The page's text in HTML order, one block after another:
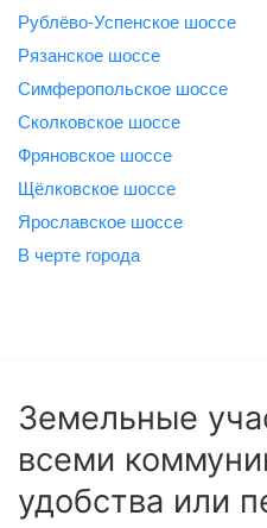
Рублёво-Успенское шоссе
Рязанское шоссе
Симферопольское шоссе
Сколковское шоссе
Фряновское шоссе
Щёлковское шоссе
Ярославское шоссе
B черте города
Земельные
всеми
удобства или